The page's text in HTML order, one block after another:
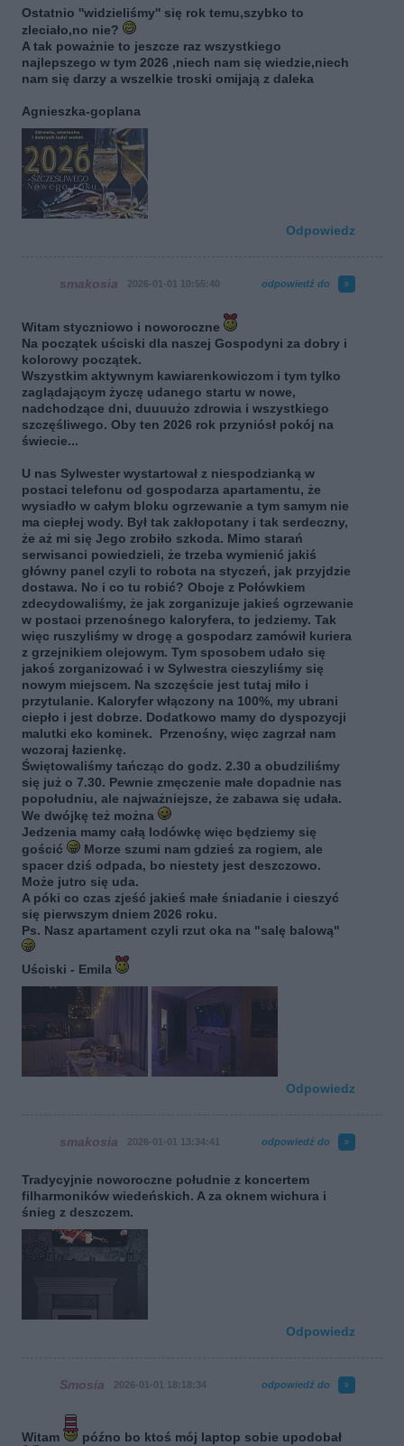
Ostatnio ''widzieliśmy'' się rok temu,szybko to
zleciało,no nie?
A tak poważnie to jeszcze raz wszystkiego
najlepszego w tym 2026 ,niech nam się wiedzie,niech
nam się darzy a wszelkie troski omijają z daleka
Agnieszka-goplana
Odpowiedz
smakosia 2026-01-01 10:55:40 odpowiedź do
Witam styczniowo i noworoczne
Na początek uściski dla naszej Gospodyni za dobry i
kolorowy początek.
Wszystkim aktywnym kawiarenkowiczom i tym tylko
zaglądającym życzę udanego startu w nowe,
nadchodzące dni, duuuużo zdrowia i wszystkiego
szczęśliwego. Oby ten 2026 rok przyniósł pokój na
świecie...
U nas Sylwester wystartował z niespodzianką w
postaci telefonu od gospodarza apartamentu, że
wysiadło w całym bloku ogrzewanie a tym samym nie
ma ciepłej wody. Był tak zakłopotany i tak serdeczny,
że aż mi się Jego zrobiło szkoda. Mimo starań
serwisanci powiedzieli, że trzeba wymienić jakiś
główny panel czyli to robota na styczeń, jak przyjdzie
dostawa. No i co tu robić? Oboje z Połówkiem
zdecydowaliśmy, że jak zorganizuje jakieś ogrzewanie
w postaci przenośnego kaloryfera, to jedziemy. Tak
więc ruszyliśmy w drogę a gospodarz zamówił kuriera
z grzejnikiem olejowym. Tym sposobem udało się
jakoś zorganizować i w Sylwestra cieszyliśmy się
nowym miejscem. Na szczęście jest tutaj miło i
przytulanie. Kaloryfer włączony na 100%, my ubrani
ciepło i jest dobrze. Dodatkowo mamy do dyspozycji
malutki eko kominek. Przenośny, więc zagrzał nam
wczoraj łazienkę.
Świętowaliśmy tańcząc do godz. 2.30 a obudziliśmy
się już o 7.30. Pewnie zmęczenie małe dopadnie nas
popołudniu, ale najważniejsze, że zabawa się udała.
We dwójkę też można
Jedzenia mamy całą lodówkę więc będziemy się
gościć
Morze szumi nam gdzieś za rogiem, ale
spacer dziś odpada, bo niestety jest deszczowo.
Może jutro się uda.
A póki co czas zjeść jakieś małe śniadanie i cieszyć
się pierwszym dniem 2026 roku.
Ps. Nasz apartament czyli rzut oka na "salę balową"
Uściski - Emila
Odpowiedz
smakosia 2026-01-01 13:34:41 odpowiedź do
Tradycyjnie noworoczne południe z koncertem
filharmoników wiedeńskich. A za oknem wichura i
śnieg z deszczem.
Odpowiedz
Smosia 2026-01-01 18:18:34 odpowiedź do
Witam
późno bo ktoś mój laptop sobie upodobał